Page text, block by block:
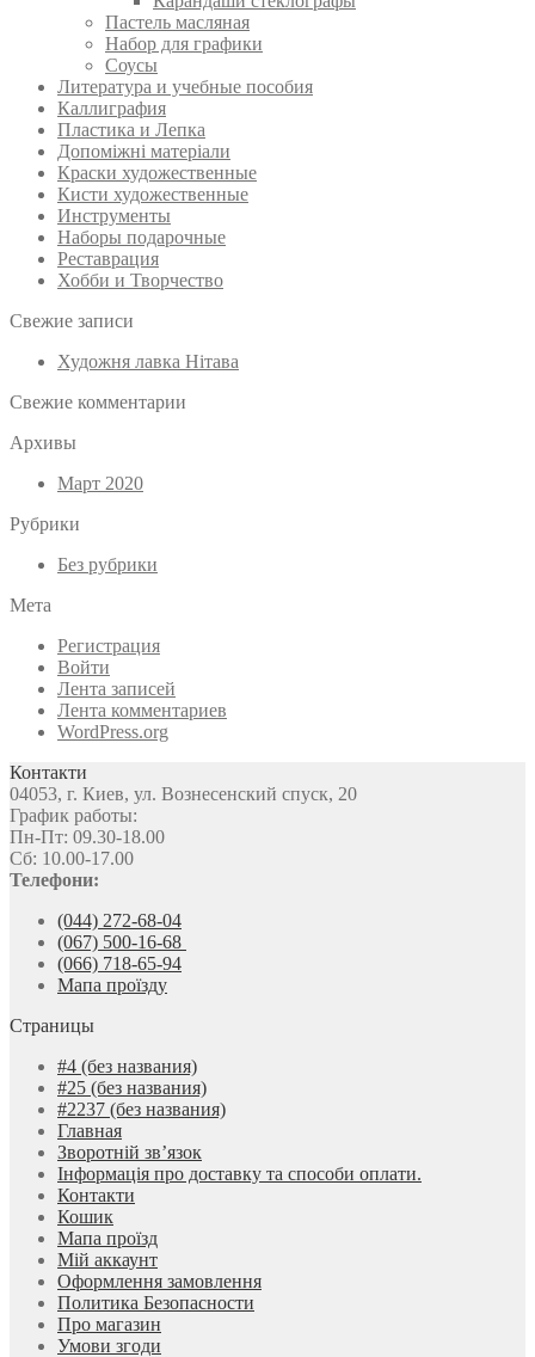
Пастель масляная
Набор для графики
Соусы
Литература и учебные пособия
Каллиграфия
Пластика и Лепка
Допоміжні матеріали
Краски художественные
Кисти художественные
Инструменты
Наборы подарочные
Реставрация
Хобби и Творчество
Свежие записи
Художня лавка Нітава
Свежие комментарии
Архивы
Март 2020
Рубрики
Без рубрики
Мета
Регистрация
Войти
Лента записей
Лента комментариев
WordPress.org
Контакти
04053, г. Киев, ул. Вознесенский спуск, 20
График работы:
Пн-Пт: 09.30-18.00
Сб: 10.00-17.00
Телефони:
(044) 272-68-04
(067) 500-16-68
(066) 718-65-94
Мапа проїзду
Страницы
#4 (без названия)
#25 (без названия)
#2237 (без названия)
Главная
Зворотній зв’язок
Інформація про доставку та способи оплати.
Контакти
Кошик
Мапа проїзд
Мій аккаунт
Оформлення замовлення
Политика Безопасности
Про магазин
Умови згоди